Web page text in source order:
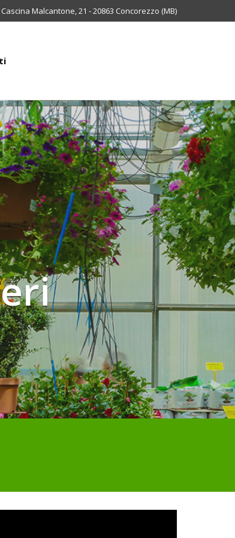
Malcantone, 21 - 20863 Concorezzo (MB)